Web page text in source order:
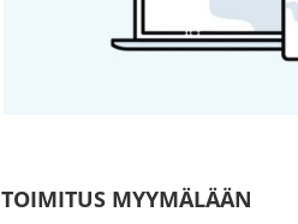
TOIMITUS MYYMÄLÄÄN